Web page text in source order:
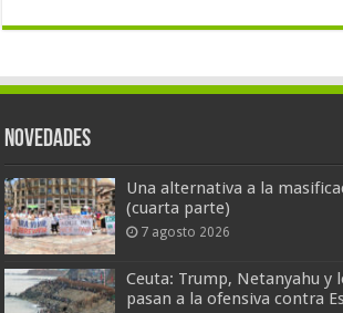
Novedades
Una alternativa a la
(cuarta parte)
7 agosto 2026
Ceuta: Trump, Netanyahu y
pasan a la ofensiva contra